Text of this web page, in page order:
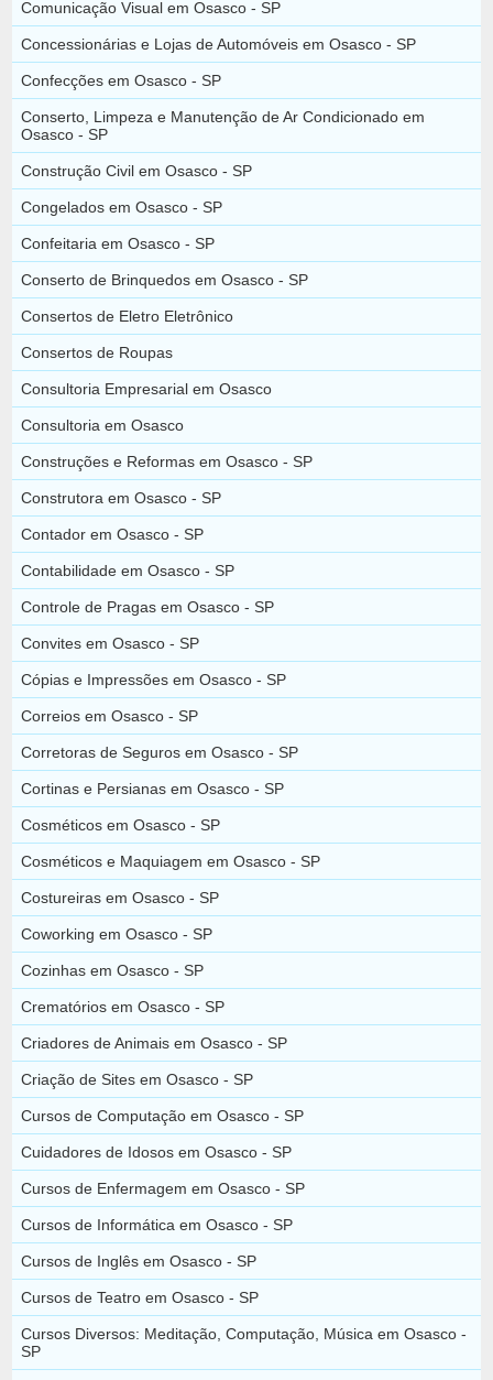
Comunicação Visual em Osasco - SP
Concessionárias e Lojas de Automóveis em Osasco - SP
Confecções em Osasco - SP
Conserto, Limpeza e Manutenção de Ar Condicionado em
Osasco - SP
Construção Civil em Osasco - SP
Congelados em Osasco - SP
Confeitaria em Osasco - SP
Conserto de Brinquedos em Osasco - SP
Consertos de Eletro Eletrônico
Consertos de Roupas
Consultoria Empresarial em Osasco
Consultoria em Osasco
Construções e Reformas em Osasco - SP
Construtora em Osasco - SP
Contador em Osasco - SP
Contabilidade em Osasco - SP
Controle de Pragas em Osasco - SP
Convites em Osasco - SP
Cópias e Impressões em Osasco - SP
Correios em Osasco - SP
Corretoras de Seguros em Osasco - SP
Cortinas e Persianas em Osasco - SP
Cosméticos em Osasco - SP
Cosméticos e Maquiagem em Osasco - SP
Costureiras em Osasco - SP
Coworking em Osasco - SP
Cozinhas em Osasco - SP
Crematórios em Osasco - SP
Criadores de Animais em Osasco - SP
Criação de Sites em Osasco - SP
Cursos de Computação em Osasco - SP
Cuidadores de Idosos em Osasco - SP
Cursos de Enfermagem em Osasco - SP
Cursos de Informática em Osasco - SP
Cursos de Inglês em Osasco - SP
Cursos de Teatro em Osasco - SP
Cursos Diversos: Meditação, Computação, Música em Osasco -
SP